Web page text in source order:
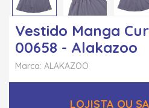
Vestido Manga
00658 - Alakazoo
Marca: ALAKAZOO
LOJISTA OU